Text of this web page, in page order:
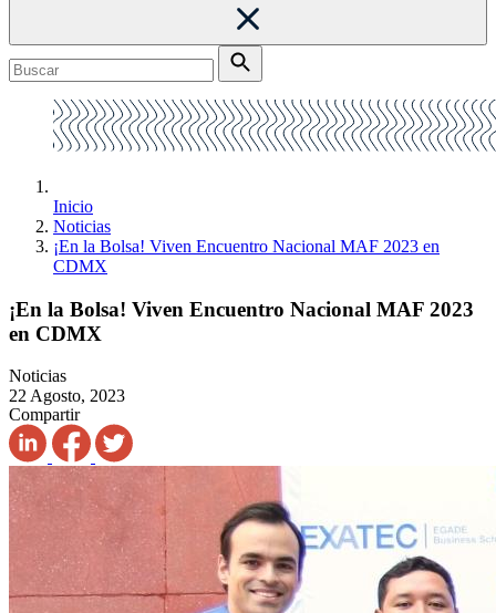
Inicio
Noticias
¡En la Bolsa! Viven Encuentro Nacional MAF 2023 en
CDMX
¡En la Bolsa! Viven Encuentro Nacional MAF 2023
en CDMX
Noticias
22 Agosto, 2023
Compartir